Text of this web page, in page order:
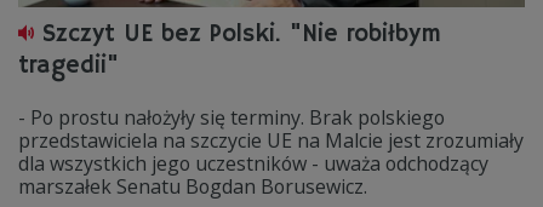
Szczyt UE bez Polski. "Nie robiłbym
tragedii"
- Po prostu nałożyły się terminy. Brak polskiego
przedstawiciela na szczycie UE na Malcie jest zrozumiały
dla wszystkich jego uczestników - uważa odchodzący
marszałek Senatu Bogdan Borusewicz.